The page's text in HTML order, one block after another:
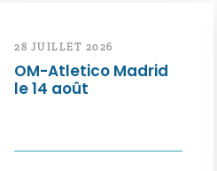
28 JUILLET 2026
OM-Atletico Madrid
le 14 août